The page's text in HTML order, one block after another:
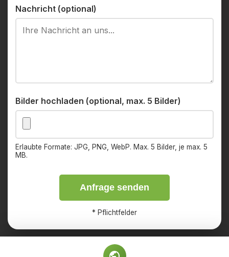
Nachricht (optional)
Bilder hochladen (optional, max. 5 Bilder)
Erlaubte Formate: JPG, PNG, WebP. Max. 5 Bilder, je max. 5
MB.
Anfrage senden
* Pflichtfelder